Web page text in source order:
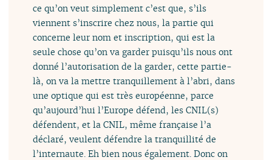
ce qu’on veut simplement c’est que, s’ils
viennent s’inscrire chez nous, la partie qui
concerne leur nom et inscription, qui est la
seule chose qu’on va garder puisqu’ils nous ont
donné l’autorisation de la garder, cette partie-
là, on va la mettre tranquillement à l’abri, dans
une optique qui est très européenne, parce
qu’aujourd’hui l’Europe défend, les CNIL(s)
défendent, et la CNIL, même française l’a
déclaré, veulent défendre la tranquillité de
l’internaute. Eh bien nous également. Donc on